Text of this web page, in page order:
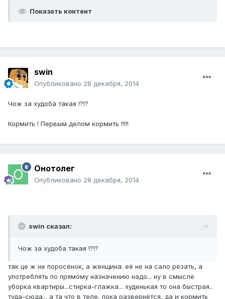
Показать контент
swin
Опубликовано 28 декабря, 2014
Чож за худоба такая !?!?
Кормить ! Первым делом кормить !!!!!
Онотолег
Опубликовано 28 декабря, 2014
swin сказал:
Чож за худоба такая !?!?
так це ж не поросёнок, а женщина. её не на сало резать, а
употреблять по прямому назначению надо... ну в смысле
уборка квартиры...стирка-глажка... худенькая то она быстрая..
туда-сюда... а та что в теле, пока развернётся, да и кормить